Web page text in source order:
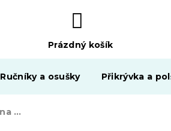
NÁKUPNÍ
KOŠÍK
Prázdný košík
Ručníky a osušky Přikrývka a
Povlečení z mikrovlákna FLORIBEE barevné